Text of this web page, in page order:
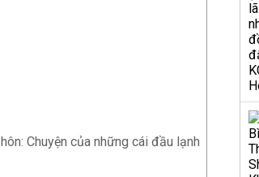
Chuyện của những cái đầu lạnh